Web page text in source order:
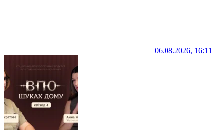
06.08.2026, 16:11